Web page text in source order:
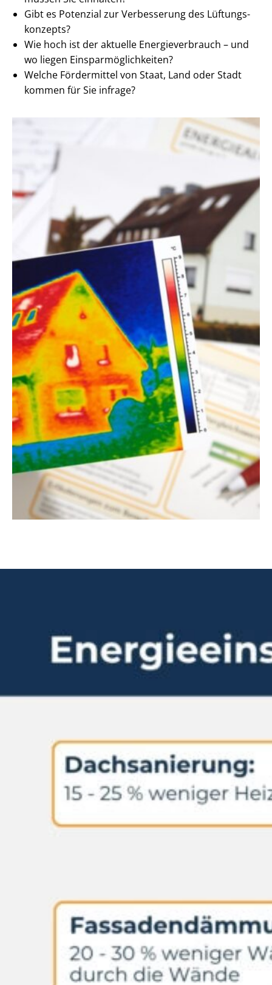
Gibt es Potenzial zur Verbesserung des Lüf­tungs­
kon­zepts?
Wie hoch ist der aktuelle En­er­gie­ver­brauch – und
wo liegen Ein­spar­mög­lich­kei­ten?
Welche Fördermittel von Staat, Land oder Stadt
kommen für Sie infrage?